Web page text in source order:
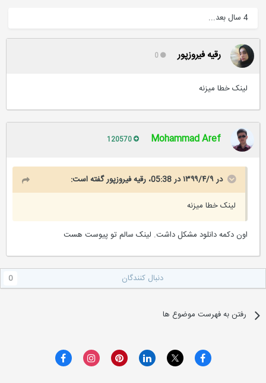
رقیه فیروزپور
لینک خطا میزنه
Mohammad Aref
در ۱۳۹۹/۴/۹ در 05:38، رقیه فیروزپورگفته است:
لینک خطا میزنه
اون دکمه دانلود مشکل داشت. لینک سالم تو پیوست هست
دنبال کنندگان
رفتن به فهرست موضوع ها